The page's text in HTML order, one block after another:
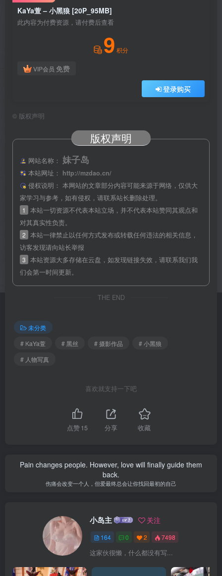
KaYa萱 – 小黑狼 [20P_95MB]
此内容为付费资源，请付费后查看
9 积分
VIP会员 免费
登录购买
© 版权声明
版权声明
网站名称： 妹子岛
本站网址：
http://mzdao.cn/
侵权说明： 本网站的文章部分内容可能来源于网络，仅供大
家学习与参考，如有侵权，请联系站长删除处理。
1
本站一切资源不代表本站立场，并不代表本站赞同其观点和
对其真实性负责。
2 本站一律禁止以任何方式发布或转载任何违法的相关信息，
访客发现请向站长举报
3 本站资源大多存储在云盘，如发现链接失效，请联系我们我
们会第一时间更新。
THE END
未分类
# KaYa萱
# 黑丝 # 摄影作品
# 小黑狼
# 人物写真
喜欢就支持一下吧
点赞15 分享 收藏
Pain changes people. However, love will finally guide them
back.
伤痛会改变一个人，但爱最终总会让你找回最初的自己
小岛主 关注
164 0 2 7498
这家伙很懒，什么都没有写...